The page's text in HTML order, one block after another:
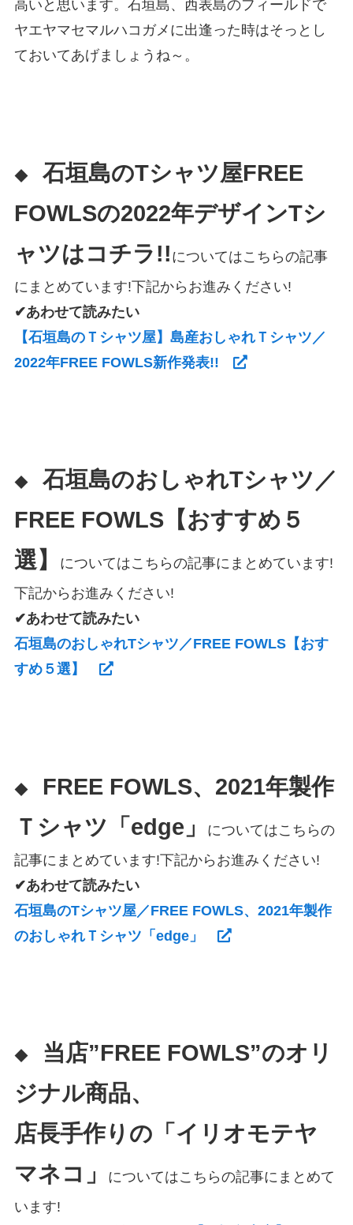
高いと思います。石垣島、西表島のフィールドで
ヤエヤマセマルハコガメに出逢った時はそっとし
ておいてあげましょうね～。
◆ 石垣島のTシャツ屋FREE
FOWLSの2022年デザインTシ
ャツはコチラ!! についてはこちらの記事
にまとめています!下記からお進みください!
✔あわせて読みたい
【石垣島のＴシャツ屋】島産おしゃれＴシャツ／
2022年FREE FOWLS新作発表!!
◆ 石垣島のおしゃれTシャツ／
FREE FOWLS【おすすめ５
選】
についてはこちらの記事にまとめています!
下記からお進みください!
✔あわせて読みたい
石垣島のおしゃれTシャツ／FREE FOWLS【おす
すめ５選】
◆
FREE FOWLS、2021年製作
Ｔシャツ「edge」
についてはこちらの
記事にまとめています!下記からお進みください!
✔あわせて読みたい
石垣島のTシャツ屋／FREE FOWLS、2021年製作
のおしゃれＴシャツ「edge」
◆
当店”FREE FOWLS”のオリ
ジナル商品、
店長手作りの「イリオモテヤ
マネコ」
についてはこちらの記事にまとめて
います!